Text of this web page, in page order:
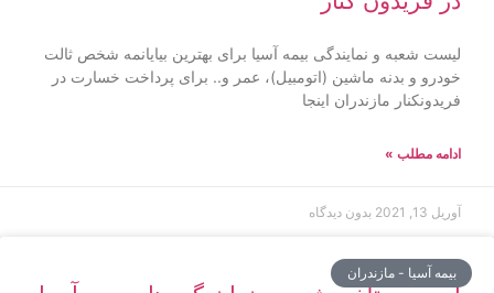
لیست شعبه و نمایندگی بیمه آسیا برای بهترین بیایانمه شخص ثالت
خودرو و بدنه ماشین (اتومبیل)، عمر و.. برای پرداخت خسارت در
فریدونکنار مازندران اینجا
ادامه مطلب »
آوریل 13, 2021 بدون دیدگاه
بیمه آسیا - مازندران